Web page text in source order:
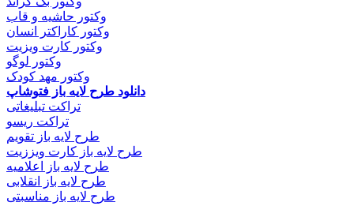
وکتور حاشیه و قاب
وکتور کاراکتر انسان
وکتور کارت ویزیت
وکتور لوگو
وکتور مهد کودک
دانلود طرح لایه باز فتوشاپ
تراکت تبلیغاتی
تراکت ریسو
طرح لایه باز تقویم
طرح لایه باز کارت ویززیت
طرح لایه باز اعلامیه
طرح لایه باز انقلابی
طرح لایه باز مناسبتی